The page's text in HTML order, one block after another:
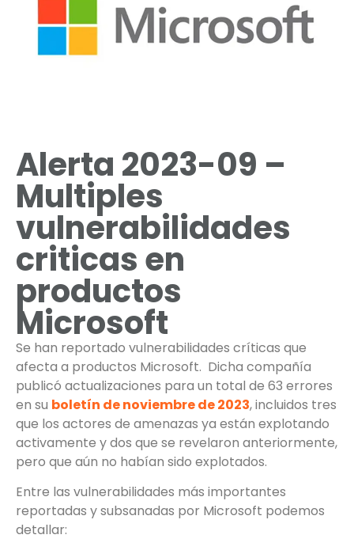
Alerta 2023-09 –
Multiples
vulnerabilidades
criticas en
productos
Microsoft
Se han reportado vulnerabilidades críticas que
afecta a productos Microsoft. Dicha compañía
publicó actualizaciones para un total de 63 errores
en su boletín de noviembre de 2023, incluidos tres
que los actores de amenazas ya están explotando
activamente y dos que se revelaron anteriormente,
pero que aún no habían sido explotados.
Entre las vulnerabilidades más importantes
reportadas y subsanadas por Microsoft podemos
detallar: